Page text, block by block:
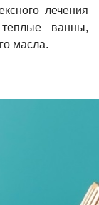
лечения
ванны,
масла.